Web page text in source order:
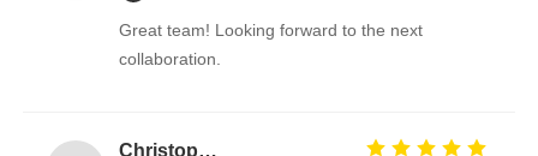
Great team! Looking forward to the next
collaboration.
Christopher